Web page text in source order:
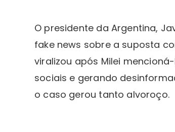
O presidente da Argentina,
fake news sobre a suposta
viralizou após Milei
sociais e gerando
o caso gerou tanto alvoroço.